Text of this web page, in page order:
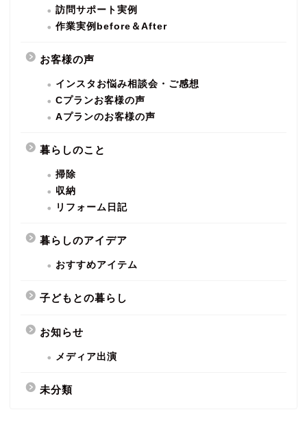
訪問サポート実例
作業実例before＆After
お客様の声
インスタお悩み相談会・ご感想
Cプランお客様の声
Aプランのお客様の声
暮らしのこと
掃除
収納
リフォーム日記
暮らしのアイデア
おすすめアイテム
子どもとの暮らし
お知らせ
メディア出演
未分類